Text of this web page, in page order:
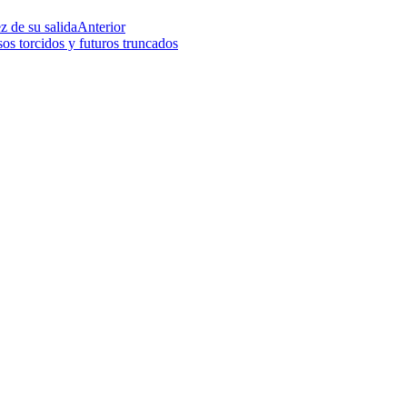
de su salidaAnterior
torcidos y futuros truncados